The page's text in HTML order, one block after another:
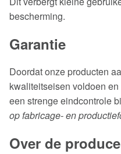
bescherming.
Garantie
Doordat onze producten
kwaliteitseisen voldoen
een strenge eindcontrole
op fabricage- en
Over de